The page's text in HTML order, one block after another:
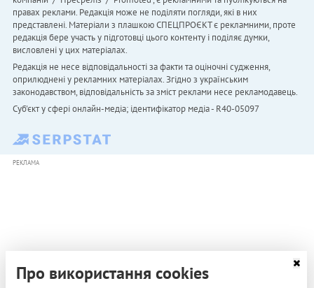
правах реклами. Редакція може не поділяти погляди, які в них
представлені. Матеріали з плашкою СПЕЦПРОЄКТ є рекламними, проте
редакція бере участь у підготовці цього контенту і поділяє думки,
висловлені у цих матеріалах.
Редакція не несе відповідальності за факти та оціночні судження,
оприлюднені у рекламних матеріалах. Згідно з українським
законодавством, відповідальність за зміст реклами несе рекламодавець.
Cуб'єкт у сфері онлайн-медіа; ідентифікатор медіа - R40-05097
РЕКЛАМА
Про використання cookies